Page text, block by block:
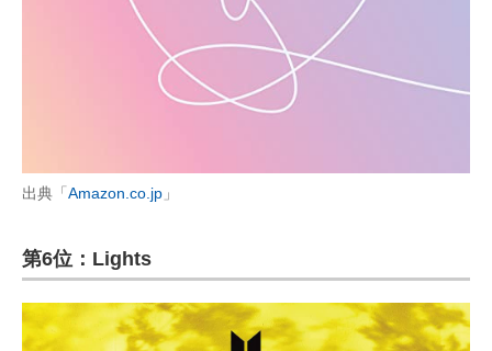
出典「 Amazon.co.jp 」
第6位：Lights